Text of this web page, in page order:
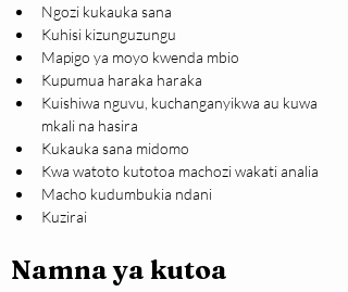
Ngozi kukauka sana
Kuhisi kizunguzungu
Mapigo ya moyo kwenda mbio
Kupumua haraka haraka
Kuishiwa nguvu, kuchanganyikwa au kuwa
mkali na hasira
Kukauka sana midomo
Kwa watoto kutotoa machozi wakati analia
Macho kudumbukia ndani
Kuzirai
Namna ya kutoa